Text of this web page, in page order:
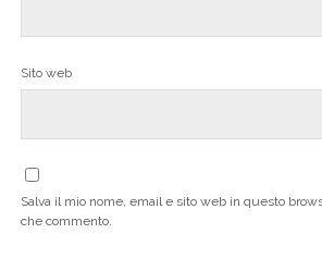
Sito web
Salva il mio nome, email e sito web in questo
che commento.